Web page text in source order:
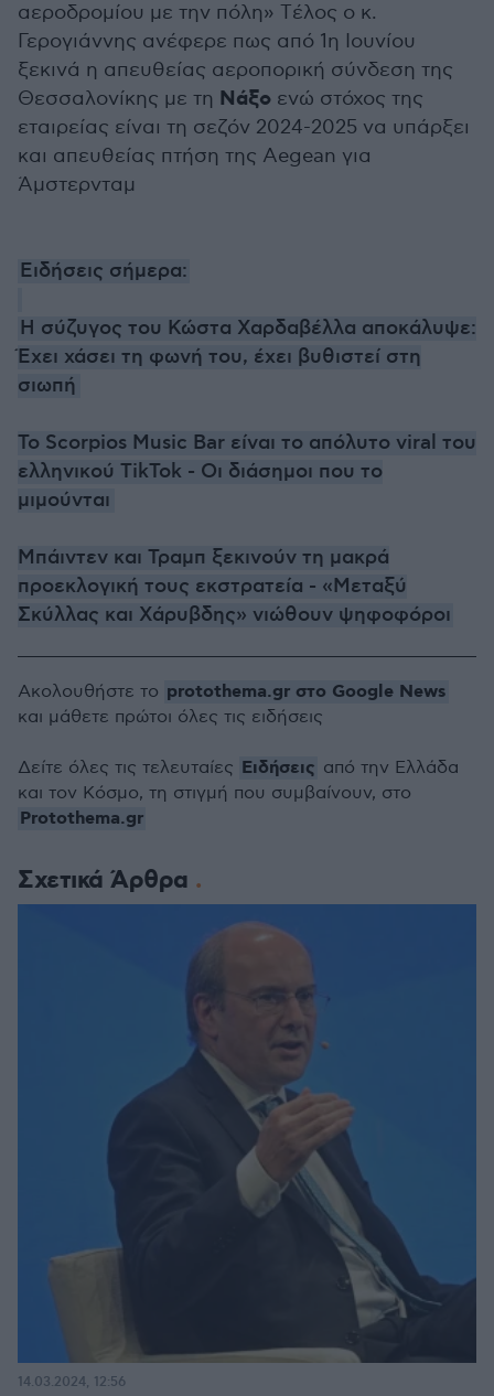
αεροδρομίου με την πόλη» Tέλος ο κ.
Γερογιάννης ανέφερε πως από 1η Ιουνίου
ξεκινά η απευθείας αεροπορική σύνδεση της
Θεσσαλονίκης με τη Νάξο ενώ στόχος της
εταιρείας είναι τη σεζόν 2024-2025 να υπάρξει
και απευθείας πτήση της Aegean για
Άμστερνταμ
Ειδήσεις σήμερα:
Η σύζυγος του Κώστα Χαρδαβέλλα αποκάλυψε:
Έχει χάσει τη φωνή του, έχει βυθιστεί στη
σιωπή
Το Scorpios Music Bar είναι το απόλυτο viral του
ελληνικού TikTok - Οι διάσημοι που το
μιμούνται
Μπάιντεν και Τραμπ ξεκινούν τη μακρά
προεκλογική τους εκστρατεία - «Μεταξύ
Σκύλλας και Χάρυβδης» νιώθουν ψηφοφόροι
Σχετικά Άρθρα
14.03.2024, 12:56
Ακολουθήστε το protothema.gr στο Google News
και μάθετε πρώτοι όλες τις ειδήσεις
Δείτε όλες τις τελευταίες Ειδήσεις από την Ελλάδα
και τον Κόσμο, τη στιγμή που συμβαίνουν, στο
Protothema.gr